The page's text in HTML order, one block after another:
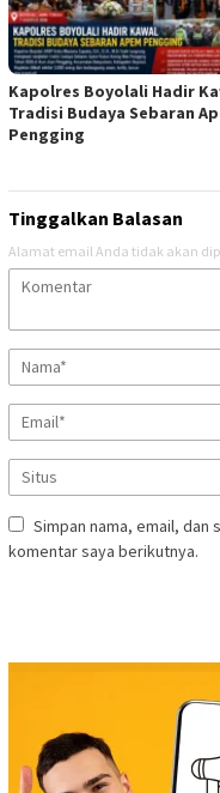
Kapolres Boyolali Hadir
Tradisi Budaya Sebaran
Pengging
Tinggalkan Balasan
Alamat email Anda tidak akan
Simpan nama, email, dan
komentar saya berikutnya.